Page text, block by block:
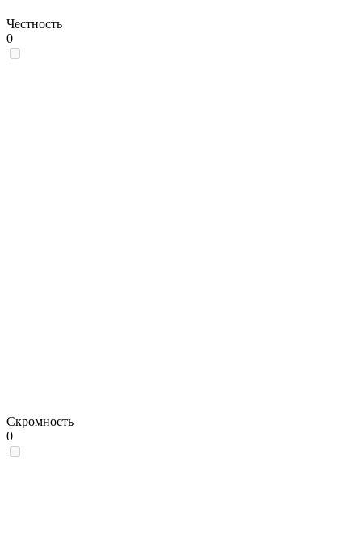
Честность
0
Скромность
0